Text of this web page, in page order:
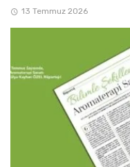
13 Temmuz 2026